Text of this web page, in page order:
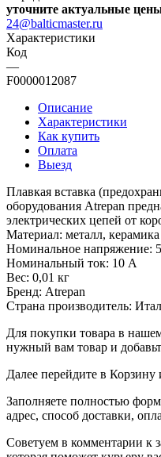
уточните актуальные
24@balticmaster.ru
Характеристики
Код
—
F0000012087
Описание
Характеристики
Как купить
Оплата
Выезд
Плавкая вставка
оборудования Atrepan
электрических цепей от
Материал: металл, керамика
Номинальное напряжение:
Номинальный ток: 10 А
Вес: 0,01 кг
Бренд: Atrepan
Страна производитель:
Для покупки товара в
нужный вам товар и
Далее перейдите в
​​​​​​​Заполняете полностью
адрес, способ доставки,
​​​​​​​Советуем в комментарии к